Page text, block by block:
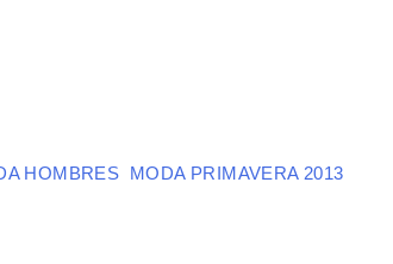
HOMBRES MODA PRIMAVERA 2013